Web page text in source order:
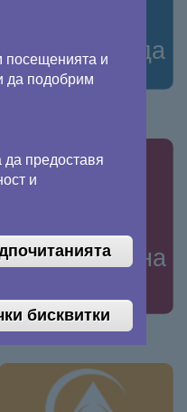
Морска среда
Изменение на
посещенията и
да подобрим
да предоставя
и
бисквитки